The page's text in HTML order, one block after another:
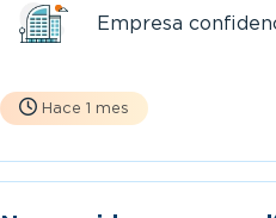
Empresa
Hace 1 mes